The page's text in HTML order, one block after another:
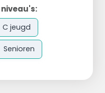
C jeugd
Senioren